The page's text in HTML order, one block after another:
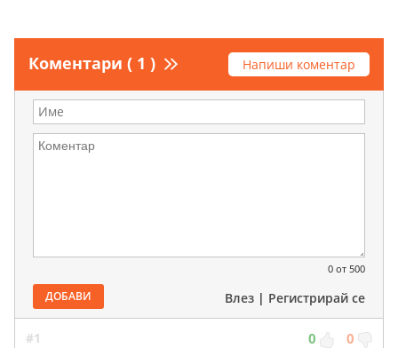
Коментари ( 1 ) Напиши коментар
0 от 500
ДОБАВИ Влез | Регистрирай се
#1 0 0